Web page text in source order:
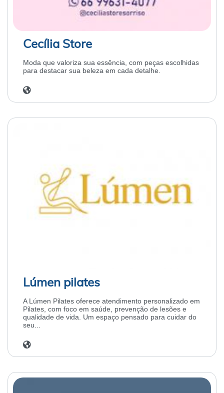
Cecília Store
Moda que valoriza sua essência, com peças escolhidas
para destacar sua beleza em cada detalhe.
Lúmen pilates
A Lúmen Pilates oferece atendimento personalizado em
Pilates, com foco em saúde, prevenção de lesões e
qualidade de vida. Um espaço pensado para cuidar do
seu...